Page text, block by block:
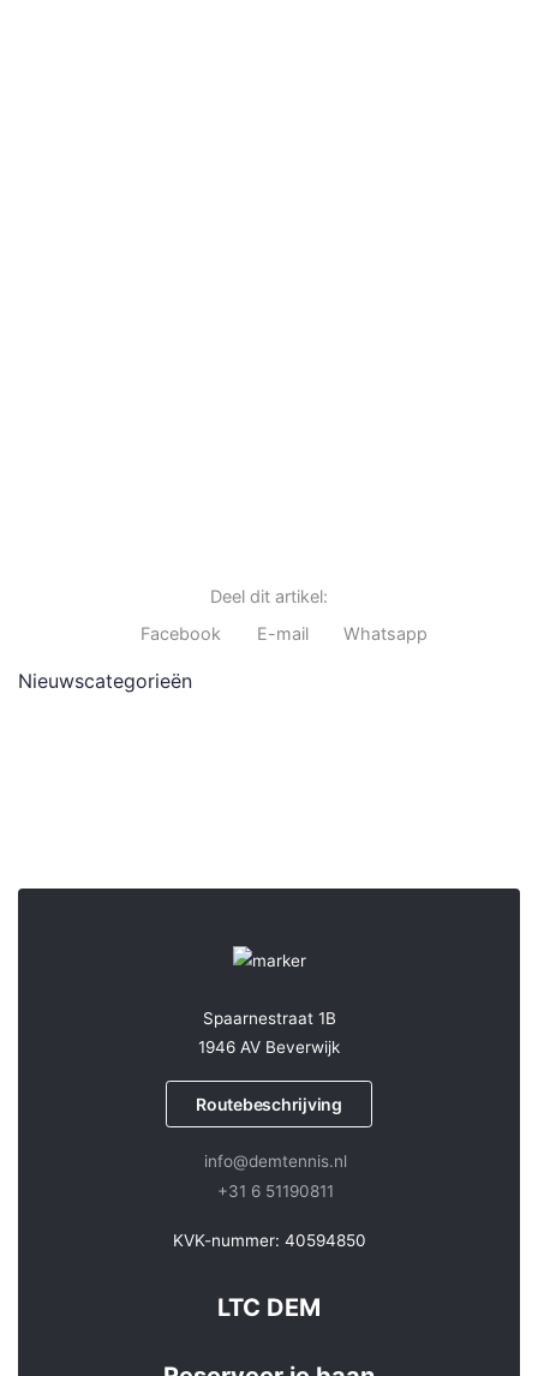
Deel dit artikel:
Facebook
E-mail Whatsapp
Nieuwscategorieën
Spaarnestraat 1B
1946 AV Beverwijk
Routebeschrijving
info@demtennis.nl
+31 6 51190811
KVK-nummer: 40594850
LTC DEM